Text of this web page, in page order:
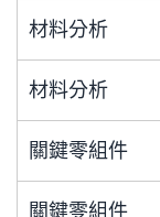
材料分析
材料分析
關鍵零組件
關鍵零組件